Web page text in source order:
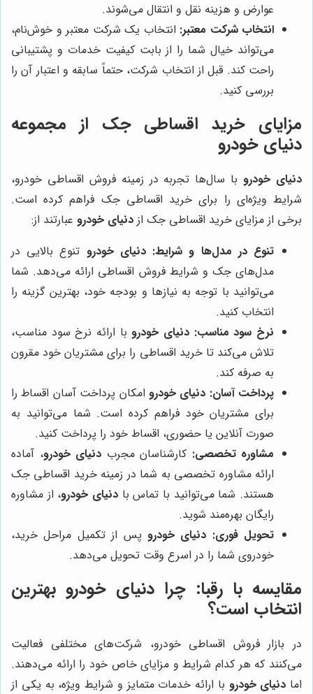
عوارض و هزینه نقل و انتقال می‌شوند.
انتخاب شرکت معتبر: انتخاب یک شرکت معتبر و خوش‌نام،
می‌تواند خیال شما را از بابت کیفیت خدمات و پشتیبانی
راحت کند. قبل از انتخاب شرکت، حتماً سابقه و اعتبار آن را
بررسی کنید.
مزایای خرید اقساطی جک از مجموعه
دنیای خودرو
دنیای خودرو با سال‌ها تجربه در زمینه فروش اقساطی خودرو،
شرایط ویژه‌ای را برای خرید اقساطی جک فراهم کرده است.
برخی از مزایای خرید اقساطی جک از دنیای خودرو عبارتند از:
تنوع در مدل‌ها و شرایط: دنیای خودرو تنوع بالایی در
مدل‌های جک و شرایط فروش اقساطی ارائه می‌دهد. شما
می‌توانید با توجه به نیازها و بودجه خود، بهترین گزینه را
انتخاب کنید.
نرخ سود مناسب: دنیای خودرو با ارائه نرخ سود مناسب،
تلاش می‌کند تا خرید اقساطی را برای مشتریان خود مقرون
به صرفه کند.
پرداخت آسان: دنیای خودرو امکان پرداخت آسان اقساط را
برای مشتریان خود فراهم کرده است. شما می‌توانید به
صورت آنلاین یا حضوری، اقساط خود را پرداخت کنید.
مشاوره تخصصی: کارشناسان مجرب دنیای خودرو، آماده
ارائه مشاوره تخصصی به شما در زمینه خرید اقساطی جک
هستند. شما می‌توانید با تماس با دنیای خودرو، از مشاوره
رایگان بهره‌مند شوید.
تحویل فوری: دنیای خودرو پس از تکمیل مراحل خرید،
خودروی شما را در اسرع وقت تحویل می‌دهد.
مقایسه با رقبا: چرا دنیای خودرو بهترین
انتخاب است؟
در بازار فروش اقساطی خودرو، شرکت‌های مختلفی فعالیت
می‌کنند که هر کدام شرایط و مزایای خاص خود را ارائه می‌دهند.
اما دنیای خودرو با ارائه خدمات متمایز و شرایط ویژه، به یکی از